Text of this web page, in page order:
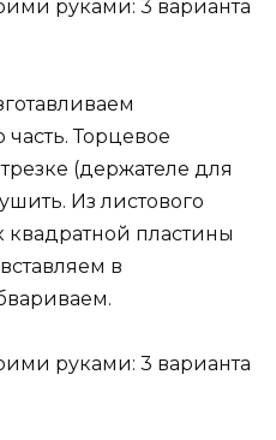
Торцевое
(держателе для
Из листового
квадратной пластины
в